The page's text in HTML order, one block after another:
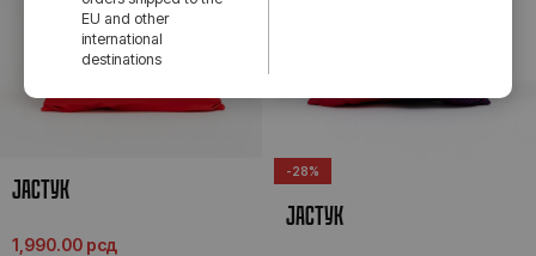
ЈАСТУК
1,990.00 рсд
-28%
ЈАСТУК
EU and other
international
destinations